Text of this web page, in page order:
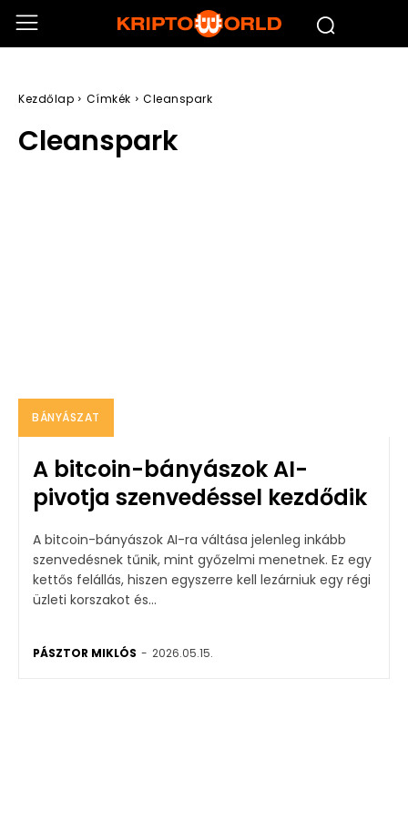
Kezdőlap Címkék Cleanspark
Cleanspark
BÁNYÁSZAT
A bitcoin-bányászok AI-
pivotja szenvedéssel kezdődik
A bitcoin-bányászok AI-ra váltása jelenleg inkább
szenvedésnek tűnik, mint győzelmi menetnek. Ez egy
kettős felállás, hiszen egyszerre kell lezárniuk egy régi
üzleti korszakot és...
PÁSZTOR MIKLÓS - 2026.05.15.